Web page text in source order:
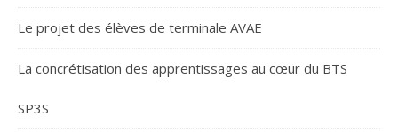
Le projet des élèves de terminale AVAE
La concrétisation des apprentissages au cœur du BTS
SP3S